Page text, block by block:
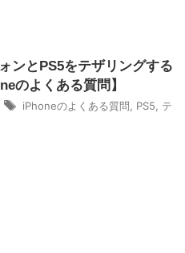
ンとPS5をテザリングする
のよくある質問】
iPhoneのよくある質問 PS5
テ